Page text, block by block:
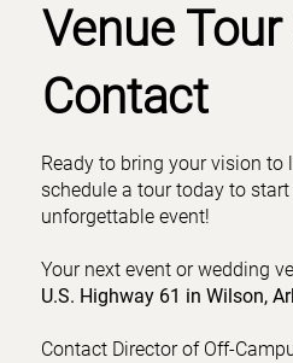
Venue Tour
Contact
Ready to bring your vision to
schedule a tour today to
unforgettable event!
Your next event or wedding
U.S. Highway 61 in Wilson,
Contact Director of Off-